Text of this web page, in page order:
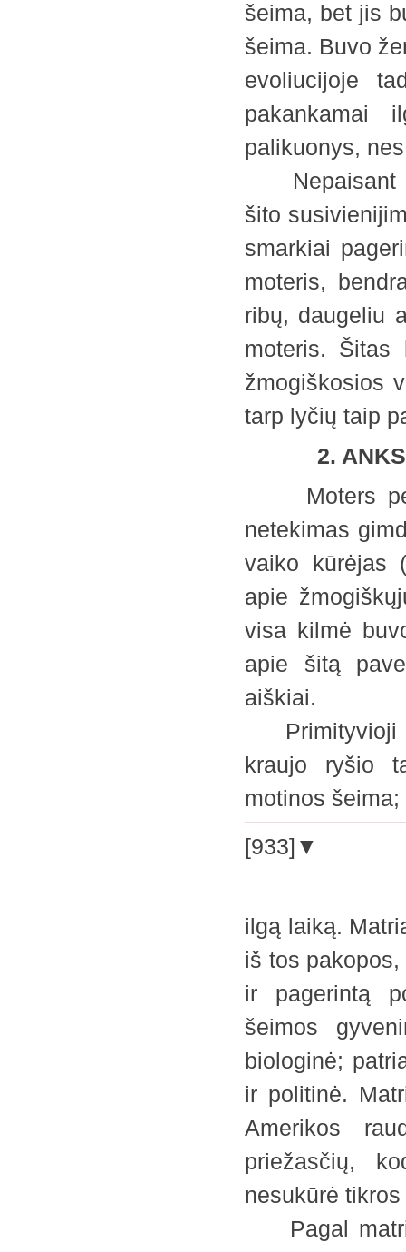
šeima, bet jis
šeima. Buvo
evoliucijoje
palikuonys,
Nepaisant
šito
smarkiai
moteris,
ribų, daugeliu
moteris. Šitas
žmogiškosios
tarp lyčių taip
2.
Moters
netekimas
vaiko kūrėjas
apie
visa kilmė
apie šitą
aiškiai.
Primityvioji
kraujo ryšio
motinos
[933]▼
ilgą laiką.
iš tos
ir pagerintą
šeimos
biologinė;
ir politinė.
Amerikos
priežasčių,
nesukūrė
Pagal